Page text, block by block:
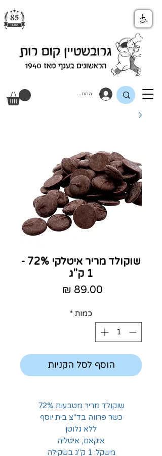
התחבר
שוקולד מריר איטלקי 72% -
1 ק"ג
כמות *
הוסף לסל הקניות
שוקולד מריר מטבעות 72%
כשר פרווה בד"צ בית יוסף
ללא גלוטן
איקאם, איטליה
משקל: 1 ק"ג בשקילה